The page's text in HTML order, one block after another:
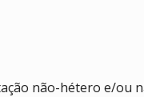
não-hétero e/ou